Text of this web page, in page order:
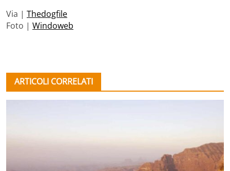
Via | Thedogfile
Foto | Windoweb
ARTICOLI CORRELATI